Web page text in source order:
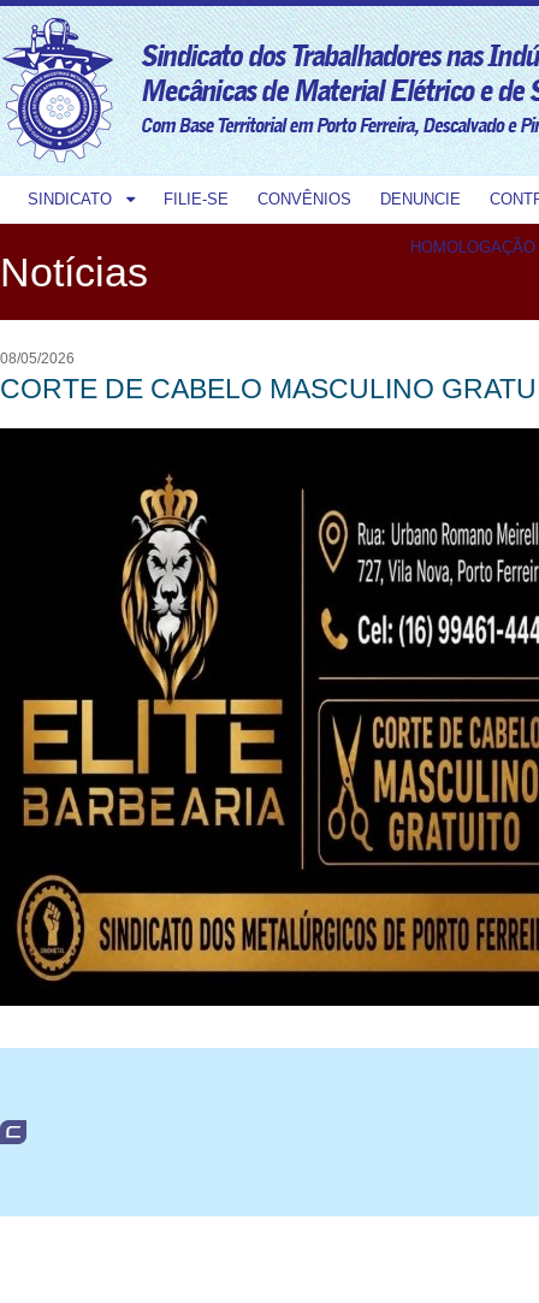
SINDICATO FILIE-SE CONVÊNIOS DENUNCIE
HOMOLOGAÇÃO
Notícias
08/05/2026
CORTE DE CABELO MASCULINO